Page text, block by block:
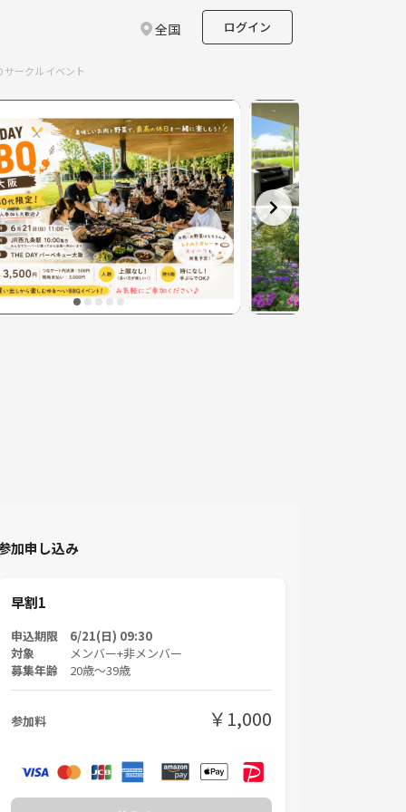
全国 ログイン
ークルイベント
加申し込み
早割1
申込期限 6/21(日) 09:30
対象 メンバー+非メンバー
募集年齢 20歳〜39歳
参加料 ￥1,000